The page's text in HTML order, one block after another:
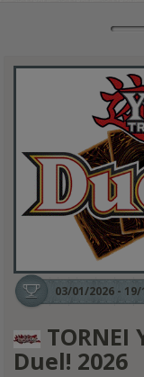
03/01/2026 -
TORNEI
Duel! 2026